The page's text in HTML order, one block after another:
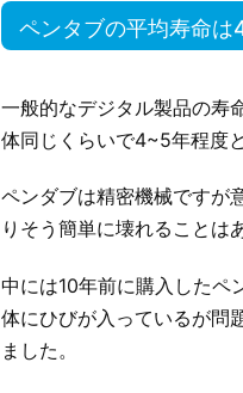
ペンタブの平均寿命は
一般的なデジタル製品の寿
体同じくらいで4~5年程度
ペンダブは精密機械ですが
りそう簡単に壊れることは
中には10年前に購入したペ
体にひびが入っているが問
ました。